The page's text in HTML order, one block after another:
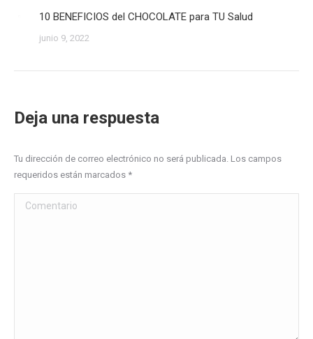
10 BENEFICIOS del CHOCOLATE para TU Salud
junio 9, 2022
Deja una respuesta
Tu dirección de correo electrónico no será publicada. Los campos
requeridos están marcados *
Comentario